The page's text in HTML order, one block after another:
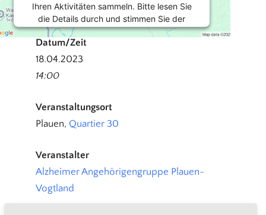
Ihren Aktivitäten sammeln. Bitte lesen Sie
die Details durch und stimmen Sie der
Nutzung des Service zu, um diese Karte
Akzeptieren
Powered by
Datum/Zeit
18.04.2023
14:00
Veranstaltungsort
Plauen, Quartier 30
Veranstalter
Alzheimer Angehörigengruppe Plauen-
Vogtland